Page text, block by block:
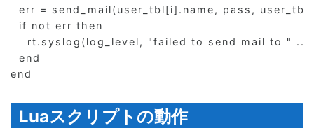
err = send_mail(user_tbl[i].name, pass,
  if not err then
rt.syslog(log_level, "failed to send mail to "
  end
end
Luaスクリプトの動作